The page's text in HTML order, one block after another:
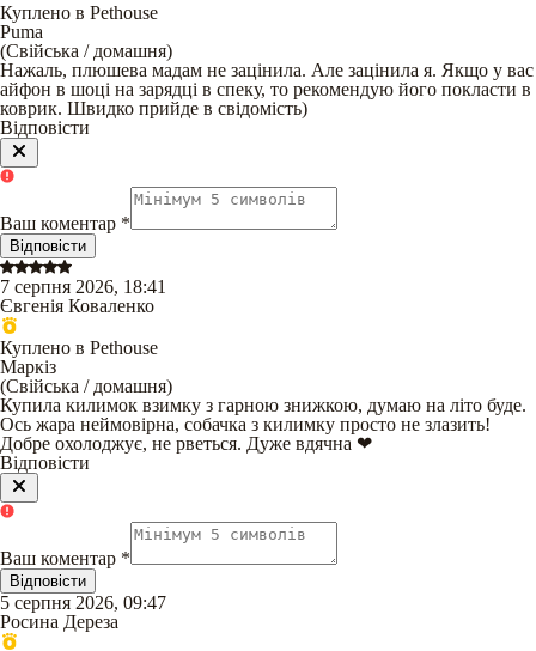
Куплено в Pethouse
Puma
(Свійська / домашня)
Нажаль, плюшева мадам не зацінила. Але зацінила я. Якщо у вас
айфон в шоці на зарядці в спеку, то рекомендую його покласти в
коврик. Швидко прийде в свідомість)
Відповісти
Ваш коментар *
Відповісти
7 серпня 2026, 18:41
Євгенія Коваленко
Куплено в Pethouse
Маркіз
(Свійська / домашня)
Купила килимок взимку з гарною знижкою, думаю на літо буде.
Ось жара неймовірна, собачка з килимку просто не злазить!
Добре охолоджує, не рветься. Дуже вдячна ❤
Відповісти
Ваш коментар *
Відповісти
5 серпня 2026, 09:47
Росина Дереза